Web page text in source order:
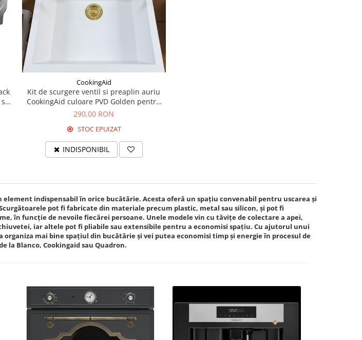
si
CookingAid
Kit de scurgere ventil si preaplin auriu
CookingAid culoare PVD Golden pentru
chiuvete bucatarie cu o singura cuva Ø
290,00 RON
STOC EPUIZAT
INDISPONIBIL
element indispensabil în orice bucătărie. Acesta oferă un spațiu convenabil pentru uscarea și
pot fi fabricate din materiale precum plastic, metal sau silicon, și pot fi
în funcție de nevoile fiecărei persoane. Unele modele vin cu tăvițe de colectare a apei,
iar altele pot fi pliabile sau extensibile pentru a economisi spațiu. Cu ajutorul unui
organiza mai bine spațiul din bucătărie și vei putea economisi timp și energie în procesul de
la Blanco, Cookingaid sau Quadron.